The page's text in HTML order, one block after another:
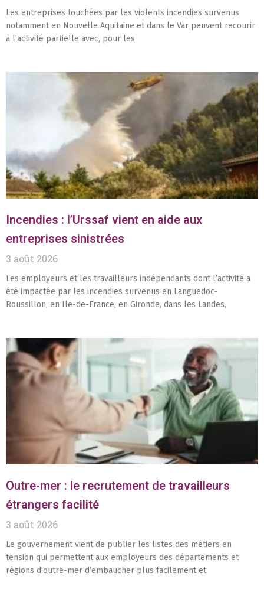
Les entreprises touchées par les violents incendies survenus
notamment en Nouvelle Aquitaine et dans le Var peuvent recourir
à l’activité partielle avec, pour les
Incendies : l’Urssaf vient en aide aux
entreprises sinistrées
3 août 2026
Les employeurs et les travailleurs indépendants dont l’activité a
été impactée par les incendies survenus en Languedoc-
Roussillon, en Ile-de-France, en Gironde, dans les Landes,
Outre-mer : le recrutement de travailleurs
étrangers facilité
3 août 2026
Le gouvernement vient de publier les listes des métiers en
tension qui permettent aux employeurs des départements et
régions d’outre-mer d’embaucher plus facilement et